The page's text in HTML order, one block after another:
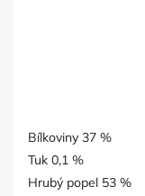
Bílkoviny 37 %
Tuk 0,1 %
Hrubý popel 53 %